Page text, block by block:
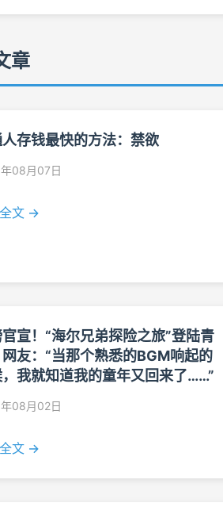
章
存钱最快的方法：禁欲
08月07日
文 →
宣！“海尔兄弟探险之旅”登陆青
网友：“当那个熟悉的BGM响起的
，我就知道我的童年又回来了……”
08月02日
文 →